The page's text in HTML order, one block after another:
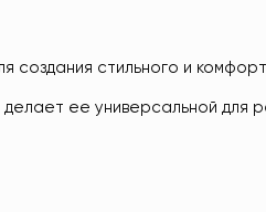
создания стильного и
ее универсальной для